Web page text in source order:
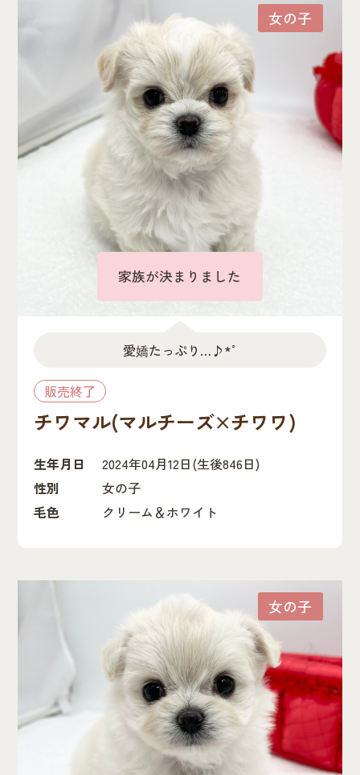
女の子
家族が決まりました
愛嬌たっぷり…♪*ﾟ
販売終了
チワマル(マルチーズ×チワワ)
生年月日 2024年04月12日(生後846日)
性別
女の子
毛色
クリーム＆ホワイト
女の子